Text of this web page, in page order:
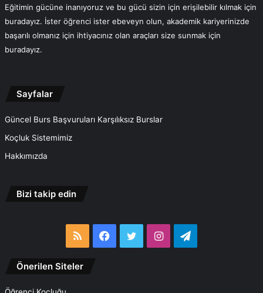
Eğitimin gücüne inanıyoruz ve bu gücü sizin için erişilebilir kılmak için
buradayız. İster öğrenci ister ebeveyn olun, akademik kariyerinizde
başarılı olmanız için ihtiyacınız olan araçları size sunmak için
buradayız.
Sayfalar
Güncel Burs Başvuruları Karşılıksız Burslar
Koçluk Sistemimiz
Hakkımızda
Bizi takip edin
RSS Facebook
TwitterInstagramTelegram
Önerilen Siteler